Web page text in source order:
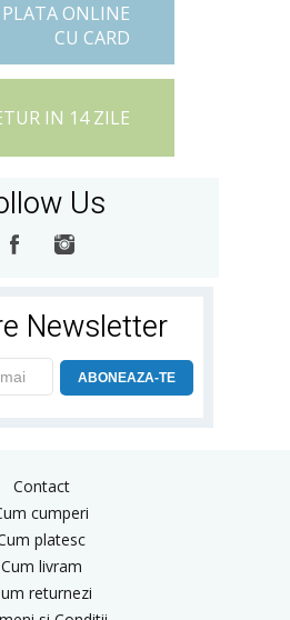
PLATA ONLINE
CU CARD
IN 14 ZILE
Us
Newsletter
ABONEAZA-TE
Contact
cumperi
platesc
Cum livram
returnezi